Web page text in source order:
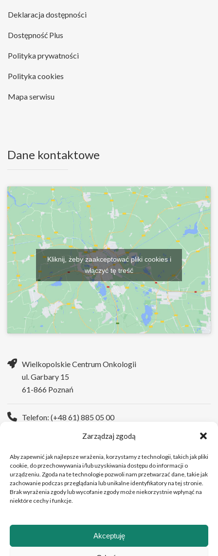
Zarządzaj zgodą
Aby zapewnić jak najlepsze wrażenia, korzystamy z technologii, takich jak pliki
cookie, do przechowywania i/lub uzyskiwania dostępu do informacji o
urządzeniu. Zgoda na te technologie pozwoli nam przetwarzać dane, takie jak
zachowanie podczas przeglądania lub unikalne identyfikatory na tej stronie.
Brak wyrażenia zgody lub wycofanie zgody może niekorzystnie wpłynąć na
niektóre cechy i funkcje.
Akceptuję
Deklaracja dostępności
Dostępność Plus
Polityka prywatności
Polityka cookies
Mapa serwisu
Dane kontaktowe
Kliknij, żeby zaakceptować pliki cookies i
włączyć tę treść
Wielkopolskie Centrum Onkologii
ul. Garbary 15
61-866 Poznań
Telefon: (+48 61) 885 05 00
Copyright © 2026 Wielkopolskie Centrum Onkologii